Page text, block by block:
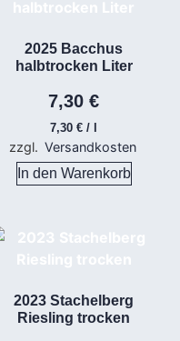
2025 Bacchus
halbtrocken Liter
7,30 €
7,30 € / l
zzgl. Versandkosten
In den Warenkorb
2023 Stachelberg
Riesling trocken